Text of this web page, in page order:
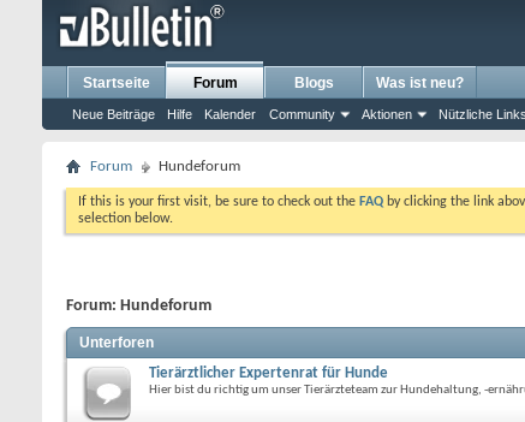
Startseite Forum
Neue Beiträge Hilfe Kalender Community Aktionen Nützliche Links
Blogs Was ist neu?
Forum Hundeforum
If this is your first visit, be sure to check out the FAQ by clicking the link
selection below.
Forum: Hundeforum
Unterforen
Tierärztlicher Expertenrat für Hunde
Hier bist du richtig um unser Tierärzteteam zur Hundehaltung, -